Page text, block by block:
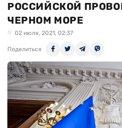
РОССИЙСКОЙ
ЧЕРНОМ МОРЕ
02 июля, 2021, 02:37
Поделиться